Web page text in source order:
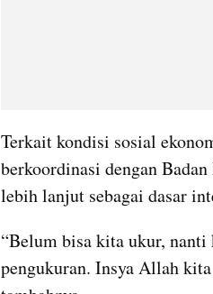
Terkait kondisi sosial
berkoordinasi dengan
lebih lanjut sebagai dasar
“Belum bisa kita ukur,
pengukuran. Insya Allah